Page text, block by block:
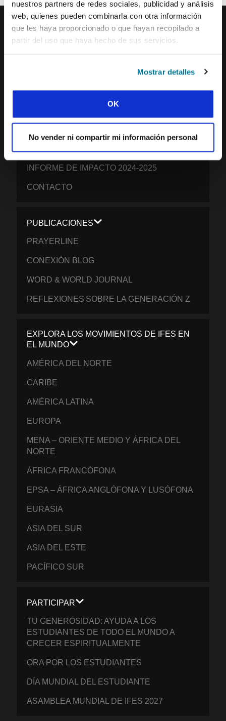
nuestros partners de redes sociales, publicidad y análisis
web, quienes pueden combinarla con otra información
que les haya proporcionado o que hayan recopilado a
partir del uso que haya hecho de sus servicios.
Mostrar detalles
OK
No vender ni compartir mi información personal
IFES · INTERNATIONAL FELLOWSHIP OF
NUESTRO TRABAJO
INFORME DE IMPACTO 2024-2025
CONTACTO
PUBLICACIONES
PRAYERLINE
CONEXIÓN BLOG
WORD & WORLD JOURNAL
REFLEXIONES SOBRE LA GENERACIÓN Z
EXPLORA LOS MOVIMIENTOS DE IFES EN
EL MUNDO
AMÉRICA DEL NORTE
CARIBE
AMÉRICA LATINA
EUROPA
MENA – ORIENTE MEDIO Y ÁFRICA DEL
NORTE
ÁFRICA FRANCÓFONA
EPSA – ÁFRICA ANGLÓFONA Y LUSÓFONA
EURASIA
ASIA DEL SUR
ASIA DEL ESTE
PACÍFICO SUR
PARTICIPAR
TU GENEROSIDAD: AYUDA A LOS
ESTUDIANTES DE TODO EL MUNDO A
CRECER ESPIRITUALMENTE
ORA POR LOS ESTUDIANTES
DÍA MUNDIAL DEL ESTUDIANTE
ASAMBLEA MUNDIAL DE IFES 2027